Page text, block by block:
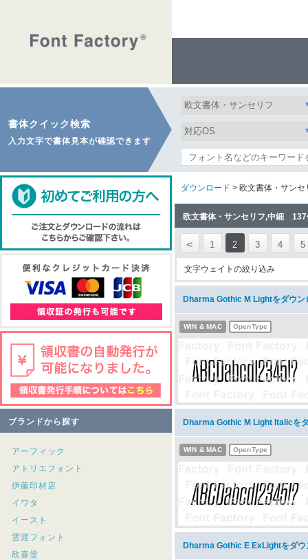
書体クイック検索
入力文字で書体見本が確認できます
ブランドから探す
アーフィック
アトリエフォント
伊藤印材店
イワタ
イースト
雲涯フォント
欣喜堂
ダウンロード > 欧文書体・サンセ
欧文書体・サンセリフ,中細 137
< 1 2 3 4 5
文字ウェイトの絞り込み
Dharma Gothic M Lightをダウン
WIN & MAC OpenType
Dharma Gothic M Light Italicを
WIN & MAC OpenType
Dharma Gothic E ExLightをダウ